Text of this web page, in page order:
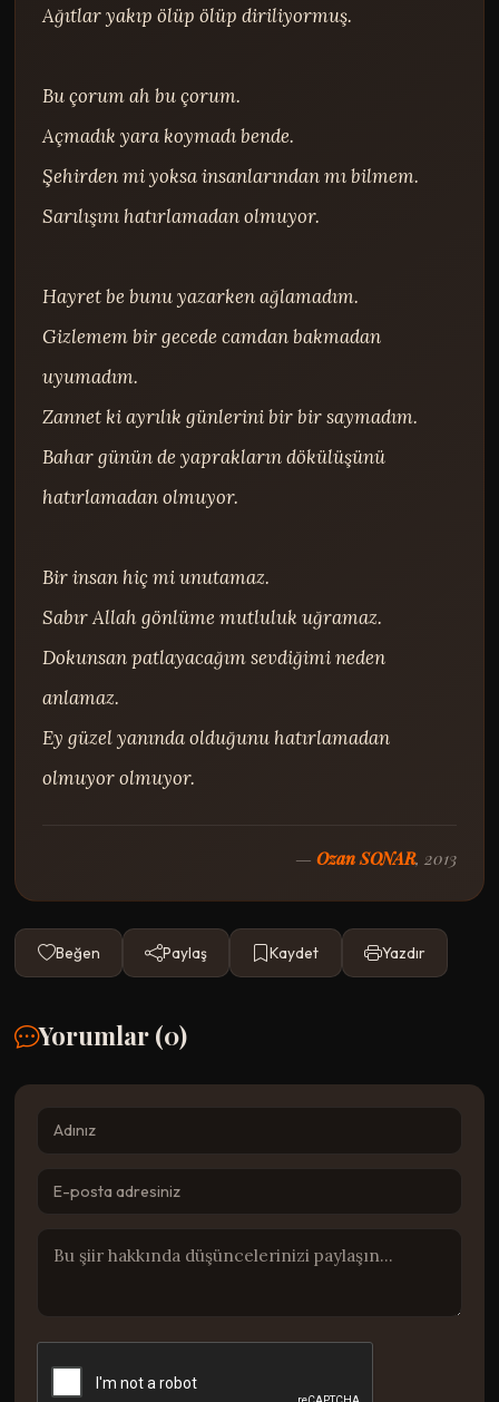
Ağıtlar yakıp ölüp ölüp diriliyormuş.
Bu çorum ah bu çorum.
Açmadık yara koymadı bende.
Şehirden mi yoksa insanlarından mı bilmem.
Sarılışını hatırlamadan olmuyor.
Hayret be bunu yazarken ağlamadım.
Gizlemem bir gecede camdan bakmadan
uyumadım.
Zannet ki ayrılık günlerini bir bir saymadım.
Bahar günün de yaprakların dökülüşünü
hatırlamadan olmuyor.
Bir insan hiç mi unutamaz.
Sabır Allah gönlüme mutluluk uğramaz.
Dokunsan patlayacağım sevdiğimi neden
anlamaz.
Ey güzel yanında olduğunu hatırlamadan
olmuyor olmuyor.
— Ozan SONAR, 2013
Beğen Paylaş Kaydet Yazdır
Yorumlar (0)